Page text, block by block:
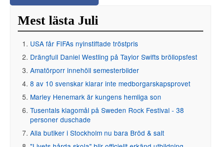
Mest lästa Juli
USA får FIFAs nyinstiftade tröstpris
Drängfull Daniel Westling på Taylor Swifts bröllopsfest
Amatörporr innehöll semesterbilder
8 av 10 svenskar klarar inte medborgarskapsprovet
Marley Henemark är kungens hemliga son
Tusentals klagomål på Sweden Rock Festival - 38
personer duschade
Alla butiker i Stockholm nu bara Bröd & salt